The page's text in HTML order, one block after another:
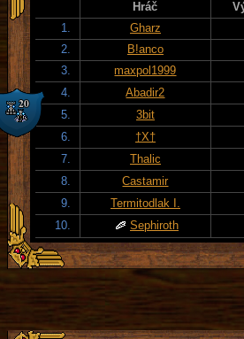
Hráč
1.
Gharz
2.
B!anco
3.
maxpol1999
4.
Abadir2
5.
3bit
6.
†X†
7.
Thalic
8.
Castamir
9.
Termitodlak I.
10.
Sephiroth